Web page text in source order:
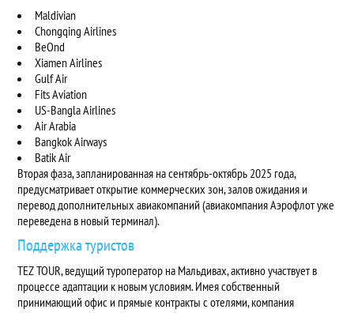
Maldivian
Chongqing Airlines
BeOnd
Xiamen Airlines
Gulf Air
Fits Aviation
US-Bangla Airlines
Air Arabia
Bangkok Airways
Batik Air
Вторая фаза, запланированная на сентябрь-октябрь 2025 года,
предусматривает открытие коммерческих зон, залов ожидания и
перевод дополнительных авиакомпаний (авиакомпания Аэрофлот уже
переведена в новый терминал).
Поддержка туристов
TEZ TOUR, ведущий туроператор на Мальдивах, активно участвует в
процессе адаптации к новым условиям. Имея собственный
принимающий офис и прямые контракты с отелями, компания